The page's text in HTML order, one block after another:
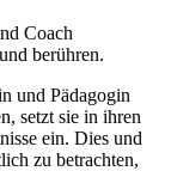
Coach
berühren.
und Pädagogin
setzt sie in ihren
ein. Dies und
zu betrachten,